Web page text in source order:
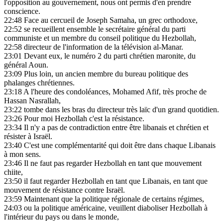
l'opposition au gouvernement, nous ont permis d'en prendre
conscience.
22:48 Face au cercueil de Joseph Samaha, un grec orthodoxe,
22:52 se recueillent ensemble le secrétaire général du parti
communiste et un membre du conseil politique du Hezbollah,
22:58 directeur de l'information de la télévision al-Manar.
23:01 Devant eux, le numéro 2 du parti chrétien maronite, du
général Aoun.
23:09 Plus loin, un ancien membre du bureau politique des
phalanges chrétiennes.
23:18A l'heure des condoléances, Mohamed Afif, très proche de
Hassan Nasrallah,
23:22 tombe dans les bras du directeur très laïc d'un grand quotidien.
23:26 Pour moi Hezbollah c'est la résistance.
23:34 Il n'y a pas de contradiction entre être libanais et chrétien et
résister à Israël.
23:40 C'est une complémentarité qui doit être dans chaque Libanais
à mon sens.
23:46 Il ne faut pas regarder Hezbollah en tant que mouvement
chiite,
23:50 il faut regarder Hezbollah en tant que Libanais, en tant que
mouvement de résistance contre Israël.
23:59 Maintenant que la politique régionale de certains régimes,
24:03 ou la politique américaine, veuillent diaboliser Hezbollah à
l'intérieur du pays ou dans le monde,